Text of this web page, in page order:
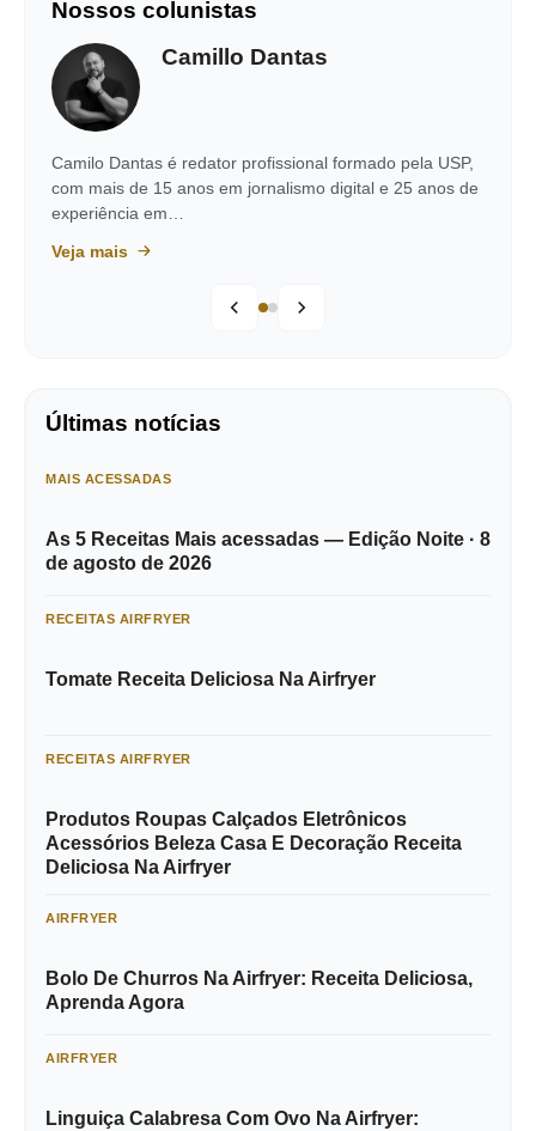
Nossos colunistas
Camillo Dantas
Camilo Dantas é redator profissional formado pela USP,
com mais de 15 anos em jornalismo digital e 25 anos de
experiência em…
Veja mais
Últimas notícias
MAIS ACESSADAS
As 5 Receitas Mais acessadas — Edição Noite · 8
de agosto de 2026
RECEITAS AIRFRYER
Tomate Receita Deliciosa Na Airfryer
RECEITAS AIRFRYER
Produtos Roupas Calçados Eletrônicos
Acessórios Beleza Casa E Decoração Receita
Deliciosa Na Airfryer
AIRFRYER
Bolo De Churros Na Airfryer: Receita Deliciosa,
Aprenda Agora
AIRFRYER
Linguiça Calabresa Com Ovo Na Airfryer: